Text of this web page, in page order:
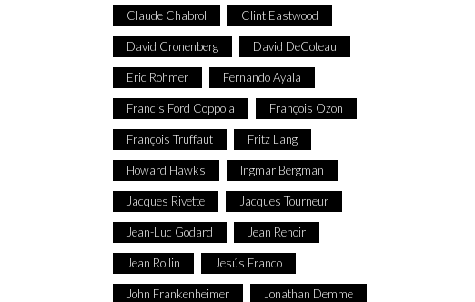
Claude Chabrol Clint Eastwood
David Cronenberg David DeCoteau
Eric Rohmer Fernando Ayala
Francis Ford Coppola François Ozon
François Truffaut Fritz Lang
Howard Hawks Ingmar Bergman
Jacques Rivette Jacques Tourneur
Jean-Luc Godard Jean Renoir
Jean Rollin Jesús Franco
John Frankenheimer Jonathan Demme